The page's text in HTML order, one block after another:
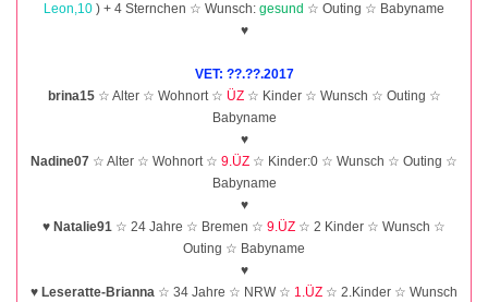
Leon,10 ) + 4 Sternchen ☆ Wunsch: gesund ☆ Outing ☆ Babyname
♥
VET: ??.??.2017
brina15 ☆ Alter ☆ Wohnort ☆ ÜZ ☆ Kinder ☆ Wunsch ☆ Outing ☆
Babyname
♥
Nadine07 ☆ Alter ☆ Wohnort ☆ 9.ÜZ ☆ Kinder:0 ☆ Wunsch ☆ Outing ☆
Babyname
♥
♥ Natalie91 ☆ 24 Jahre ☆ Bremen ☆ 9.ÜZ ☆ 2 Kinder ☆ Wunsch ☆
Outing ☆ Babyname
♥
♥ Leseratte-Brianna ☆ 34 Jahre ☆ NRW ☆ 1.ÜZ ☆ 2.Kinder ☆ Wunsch